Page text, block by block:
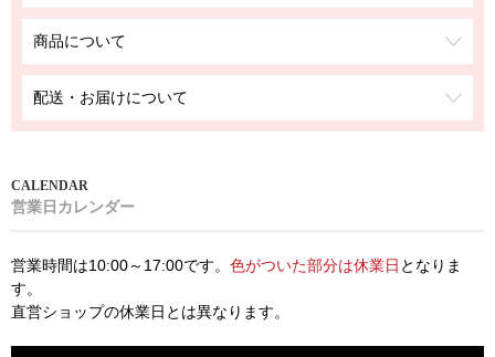
商品について
配送・お届けについて
営業日カレンダー
営業時間は10:00～17:00です。 色がついた部分は休業日 となりま
す。
直営ショップの休業日とは異なります。